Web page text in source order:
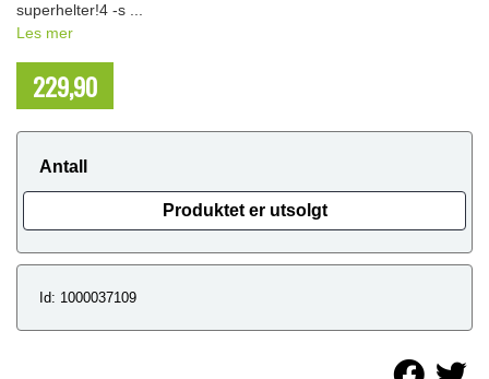
superhelter!4 -s ...
Les mer
229,90
Antall
Produktet er utsolgt
Id: 1000037109